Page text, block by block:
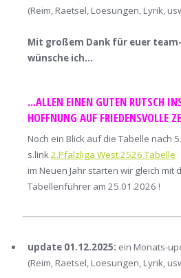
(Reim, Raetsel, Loesungen, Lyrik,
Mit großem Dank für euer
wünsche ich...
...ALLEN EINEN GUTEN RUTSCH
HOFFNUNG AUF FRIEDENSVOLLE
Noch ein Blick auf die Tabelle nach
s.link2.Pfalzliga West 2526 Tabelle
im Neuen Jahr starten wir gleich mit
Tabellenführer am 25.01.2026 !
update 01.12.2025: ein Monats-
(Reim, Raetsel, Loesungen, Lyrik,